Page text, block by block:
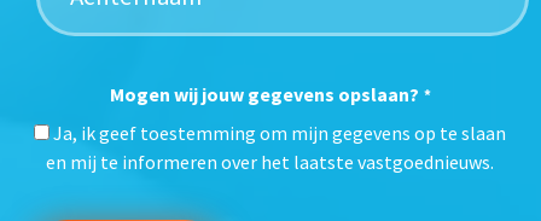
Mogen wij jouw gegevens opslaan? *
Ja, ik geef toestemming om mijn gegevens op te slaan
en mij te informeren over het laatste vastgoednieuws.